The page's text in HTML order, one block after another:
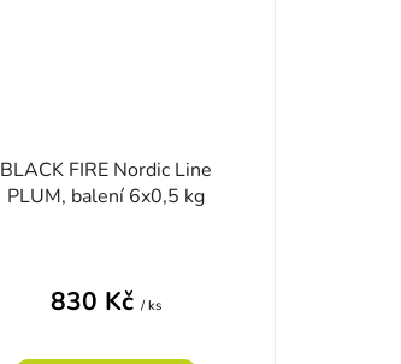
BLACK FIRE Nordic Line
PLUM, balení 6x0,5 kg
830 Kč / ks